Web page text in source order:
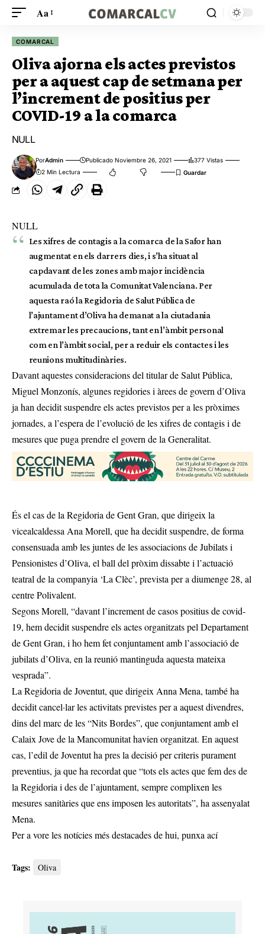
Aa
COMARCAL
Oliva ajorna els actes previstos
per a aquest cap de setmana per
l’increment de positius per
COVID-19 a la comarca
NULL
PorAdmin Publicado Noviembre 26, 2021
377 Vistas
2 Min Lectura
NULL
Les xifres de contagis a la comarca de la Safor han
augmentat en els darrers dies, i s’ha situat al
capdavant de les zones amb major incidència
acumulada de tota la Comunitat Valenciana. Per
aquesta raó la Regidoria de Salut Pública de
l’ajuntament d’Oliva ha demanat a la ciutadania
extremar les precaucions, tant en l’àmbit personal
com en l’àmbit social, per a reduir els contactes i les
reunions multitudinàries.
Davant aquestes consideracions del titular de Salut Pública,
Miguel Monzonís, algunes regidories i àrees de govern d’Oliva
ja han decidit suspendre els actes previstos per a les pròximes
jornades, a l’espera de l’evolució de les xifres de contagis i de
mesures que puga prendre el govern de la Generalitat.
És el cas de la Regidoria de Gent Gran, que dirigeix la
vicealcaldessa Ana Morell, que ha decidit suspendre, de forma
consensuada amb les juntes de les associacions de Jubilats i
Pensionistes d’Oliva, el ball del pròxim dissabte i l’actuació
teatral de la companyia ‘La Clèc’, prevista per a diumenge 28, al
centre Polivalent.
Segons Morell, “davant l’increment de casos positius de covid-
19, hem decidit suspendre els actes organitzats pel Departament
de Gent Gran, i ho hem fet conjuntament amb l’associació de
jubilats d’Oliva, en la reunió mantinguda aquesta mateixa
vesprada”.
La Regidoria de Joventut, que dirigeix Anna Mena, també ha
decidit cancel·lar les activitats previstes per a aquest divendres,
dins del marc de les “Nits Bordes”, que conjuntament amb el
Calaix Jove de la Mancomunitat havien organitzat. En aquest
cas, l’edil de Joventut ha pres la decisió per criteris purament
preventius, ja que ha recordat que “tots els actes que fem des de
la Regidoria i des de l’ajuntament, sempre complixen les
mesures sanitàries que ens imposen les autoritats”, ha assenyalat
Mena.
Per a vore les notícies més destacades de hui, punxa ací
Tags: Oliva